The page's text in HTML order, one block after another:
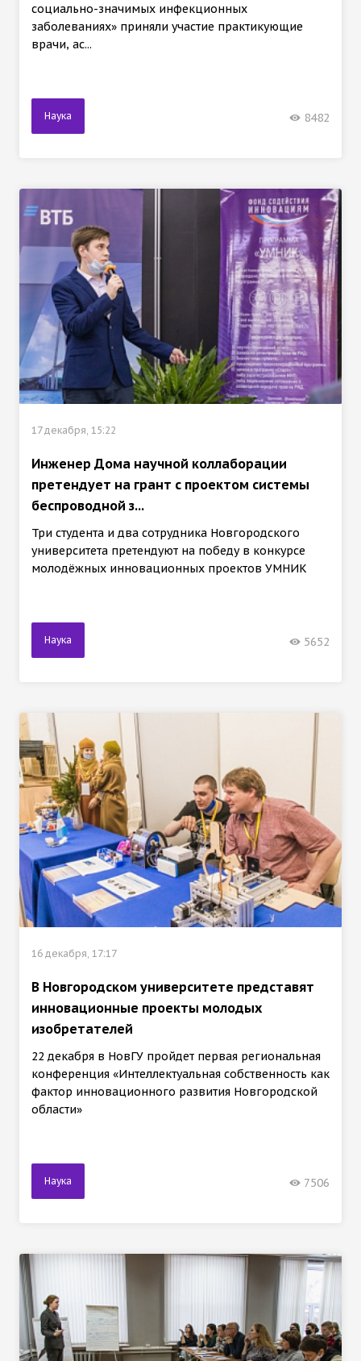
социально-значимых инфекционных
заболеваниях» приняли участие практикующие
врачи, ас...
Наука 8482
17 декабря, 15:22
Инженер Дома научной коллаборации
претендует на грант с проектом системы
беспроводной з...
Три студента и два сотрудника Новгородского
университета претендуют на победу в конкурсе
молодёжных инновационных проектов УМНИК
Наука 5652
16 декабря, 17:17
В Новгородском университете представят
инновационные проекты молодых
изобретателей
22 декабря в НовГУ пройдет первая региональная
конференция «Интеллектуальная собственность как
фактор инновационного развития Новгородской
области»
Наука 7506